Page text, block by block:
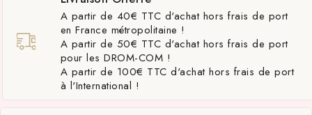
A partir de 40€ TTC d'achat hors frais de port
en France métropolitaine !
A partir de 50€ TTC d'achat hors frais de port
pour les DROM-COM !
A partir de 100€ TTC d'achat hors frais de port
à l'International !